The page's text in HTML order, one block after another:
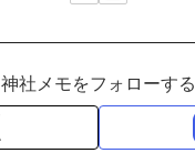
神社メモをフォローする